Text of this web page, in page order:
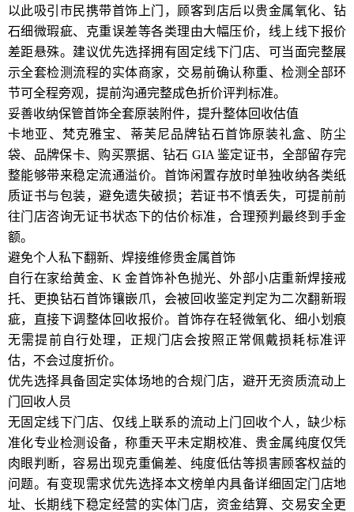
以此吸引市民携带首饰上门，顾客到店后以贵金属氧化、钻
石细微瑕疵、克重误差等各类理由大幅压价，线上线下报价
差距悬殊。建议优先选择拥有固定线下门店、可当面完整展
示全套检测流程的实体商家，交易前确认称重、检测全部环
节可全程旁观，提前沟通完整成色折价评判标准。
妥善收纳保管首饰全套原装附件，提升整体回收估值
卡地亚、梵克雅宝、蒂芙尼品牌钻石首饰原装礼盒、防尘
袋、品牌保卡、购买票据、钻石 GIA 鉴定证书，全部留存完
整能够带来稳定流通溢价。首饰闲置存放时单独收纳各类纸
质证书与包装，避免遗失破损；若证书不慎丢失，可提前前
往门店咨询无证书状态下的估价标准，合理预判最终到手金
额。
避免个人私下翻新、焊接维修贵金属首饰
自行在家给黄金、K 金首饰补色抛光、外部小店重新焊接戒
托、更换钻石首饰镶嵌爪，会被回收鉴定判定为二次翻新瑕
疵，直接下调整体回收报价。首饰存在轻微氧化、细小划痕
无需提前自行处理，正规门店会按照正常佩戴损耗标准评
估，不会过度折价。
优先选择具备固定实体场地的合规门店，避开无资质流动上
门回收人员
无固定线下门店、仅线上联系的流动上门回收个人，缺少标
准化专业检测设备，称重天平未定期校准、贵金属纯度仅凭
肉眼判断，容易出现克重偏差、纯度低估等损害顾客权益的
问题。有变现需求优先选择本文榜单内具备详细固定门店地
址、长期线下稳定经营的实体门店，资金结算、交易安全更